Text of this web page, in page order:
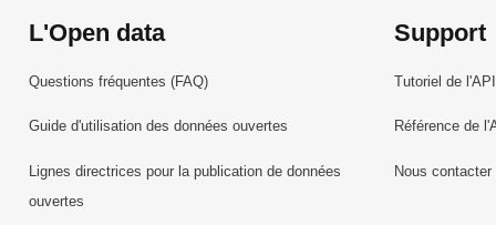
L'Open data
Questions fréquentes (FAQ)
Guide d'utilisation des données ouvertes
Lignes directrices pour la publication de données
ouvertes
Support
Tutoriel de l'API
Référence de
Nous contacter